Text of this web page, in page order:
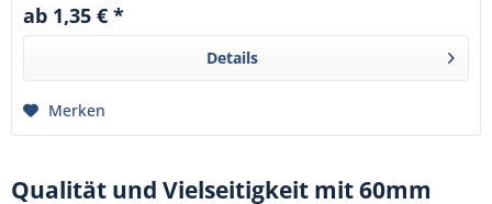
ab 1,35 € *
Details
Merken
Qualität und Vielseitigkeit mit 60mm